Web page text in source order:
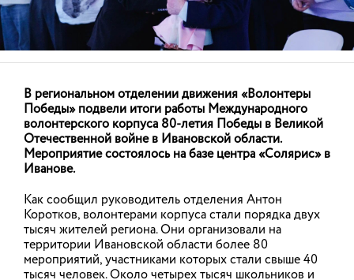
Станислав Воскресенский: «Защита
интересов жителей нашего региона в
разных сферах - безусловный приоритет»
29.05.2026
НОВОСТИ
В региональном отделении движения «Волонтеры
Победы» подвели итоги работы Международного
волонтерского корпуса 80-летия Победы в Великой
Отечественной войне в Ивановской области.
Мероприятие состоялось на базе центра «Солярис» в
Иванове.
Как сообщил руководитель отделения Антон
Коротков, волонтерами корпуса стали порядка двух
тысяч жителей региона. Они организовали на
территории Ивановской области более 80
мероприятий, участниками которых стали свыше 40
тысяч человек. Около четырех тысяч школьников и